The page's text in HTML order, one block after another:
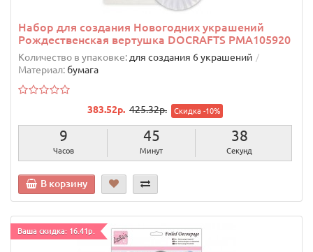
Набор для создания Новогодних украшений
Рождественская вертушка DOCRAFTS PMA105920
Количество в упаковке: для создания 6 украшений
Материал: бумага
383.52р. 425.32р. Скидка -10%
9
Часов
45
Минут
37
Секунд
В корзину
Ваша скидка: 16.41р.